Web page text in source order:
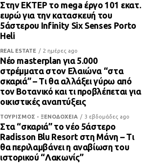
Στην ΕΚΤΕΡ το mega έργο 101 εκατ.
ευρώ για την κατασκευή του
5άστερου Infinity Six Senses Porto
Heli
REAL ESTATE 2 ημέρες ago
Νέο masterplan για 5.000
στρέμματα στον Ελαιώνα “στα
σκαριά” – Τι θα αλλάξει γύρω από
τον Βοτανικό και τι προβλέπεται για
οικιστικές αναπτύξεις
ΤΟΥΡΙΣΜΟΣ - ΞΕΝΟΔΟΧΕΙΑ 3 εβδομάδες ago
Στα “σκαριά” το νέο 5άστερο
Radisson Blu Resort στη Μάνη – Τι
θα περιλαμβάνει η αναβίωση του
ιστορικού “Λακωνίς”